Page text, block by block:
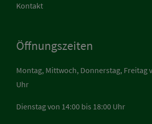
Kontakt
Öffnungszeiten
Montag, Mittwoch, Donnerstag, Freitag
Uhr
Dienstag von 14:00 bis 18:00 Uhr